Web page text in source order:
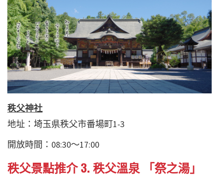
秩父神社
地址：埼玉県秩父市番場町1-3
開放時間：08:30～17:00
秩父景點推介 3. 秩父溫泉 「祭之湯」